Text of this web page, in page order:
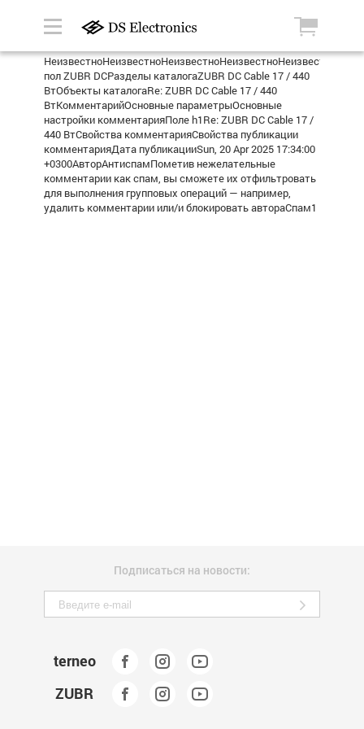
пол ZUBR DCРазделы каталогаZUBR DC Cable 17 / 440
ВтОбъекты каталогаRe: ZUBR DC Cable 17 / 440
ВтКомментарийОсновные параметрыОсновные
настройки комментарияПоле h1Re: ZUBR DC Cable 17 /
440 ВтСвойства комментарияСвойства публикации
комментарияДата публикацииSun, 20 Apr 2025 17:34:00
+0300АвторАнтиспамПометив нежелательные
комментарии как спам, вы сможете их отфильтровать
для выполнения групповых операций — например,
удалить комментарии или/и блокировать автораСпам1
Подписаться на новости:
terneo
ZUBR